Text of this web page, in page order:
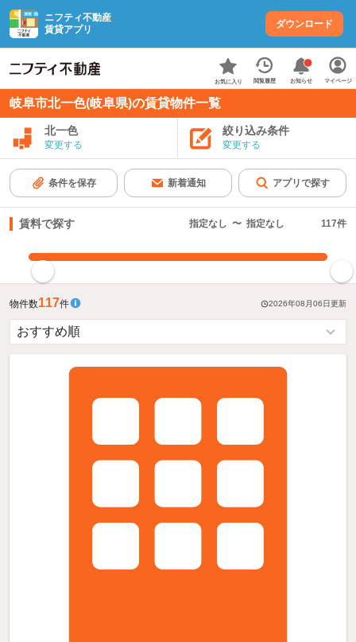
ニフティ不動産
賃貸アプリ
ダウンロード
お気に入り 閲覧履歴 お知らせ マイページ
岐阜市北一色(岐阜県)の賃貸物件一覧
北一色
変更する
絞り込み条件
変更する
条件を保存 新着通知 アプリで探す
賃料で探す 指定なし 〜 指定なし 117件
物件数117件 2026年08月06日更新